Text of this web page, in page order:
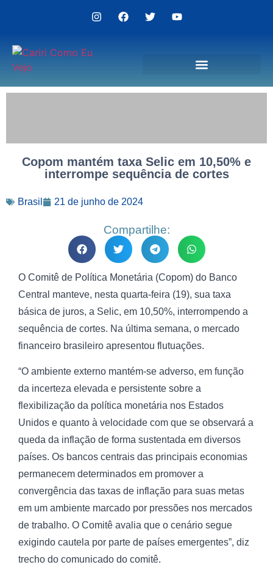
Copom mantém taxa Selic em 10,50% e
interrompe sequência de cortes
Brasil 21 de junho de 2024
Compartilhe:
O Comitê de Política Monetária (Copom) do Banco
Central manteve, nesta quarta-feira (19), sua taxa
básica de juros, a Selic, em 10,50%, interrompendo a
sequência de cortes. Na última semana, o mercado
financeiro brasileiro apresentou flutuações.
“O ambiente externo mantém-se adverso, em função
da incerteza elevada e persistente sobre a
flexibilização da política monetária nos Estados
Unidos e quanto à velocidade com que se observará a
queda da inflação de forma sustentada em diversos
países. Os bancos centrais das principais economias
permanecem determinados em promover a
convergência das taxas de inflação para suas metas
em um ambiente marcado por pressões nos mercados
de trabalho. O Comitê avalia que o cenário segue
exigindo cautela por parte de países emergentes”, diz
trecho do comunicado do comitê.